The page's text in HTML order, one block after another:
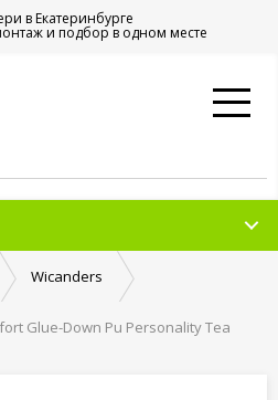
в Екатеринбурге
и подбор в одном месте
Wicanders
Glue-Down Pu Personality Tea